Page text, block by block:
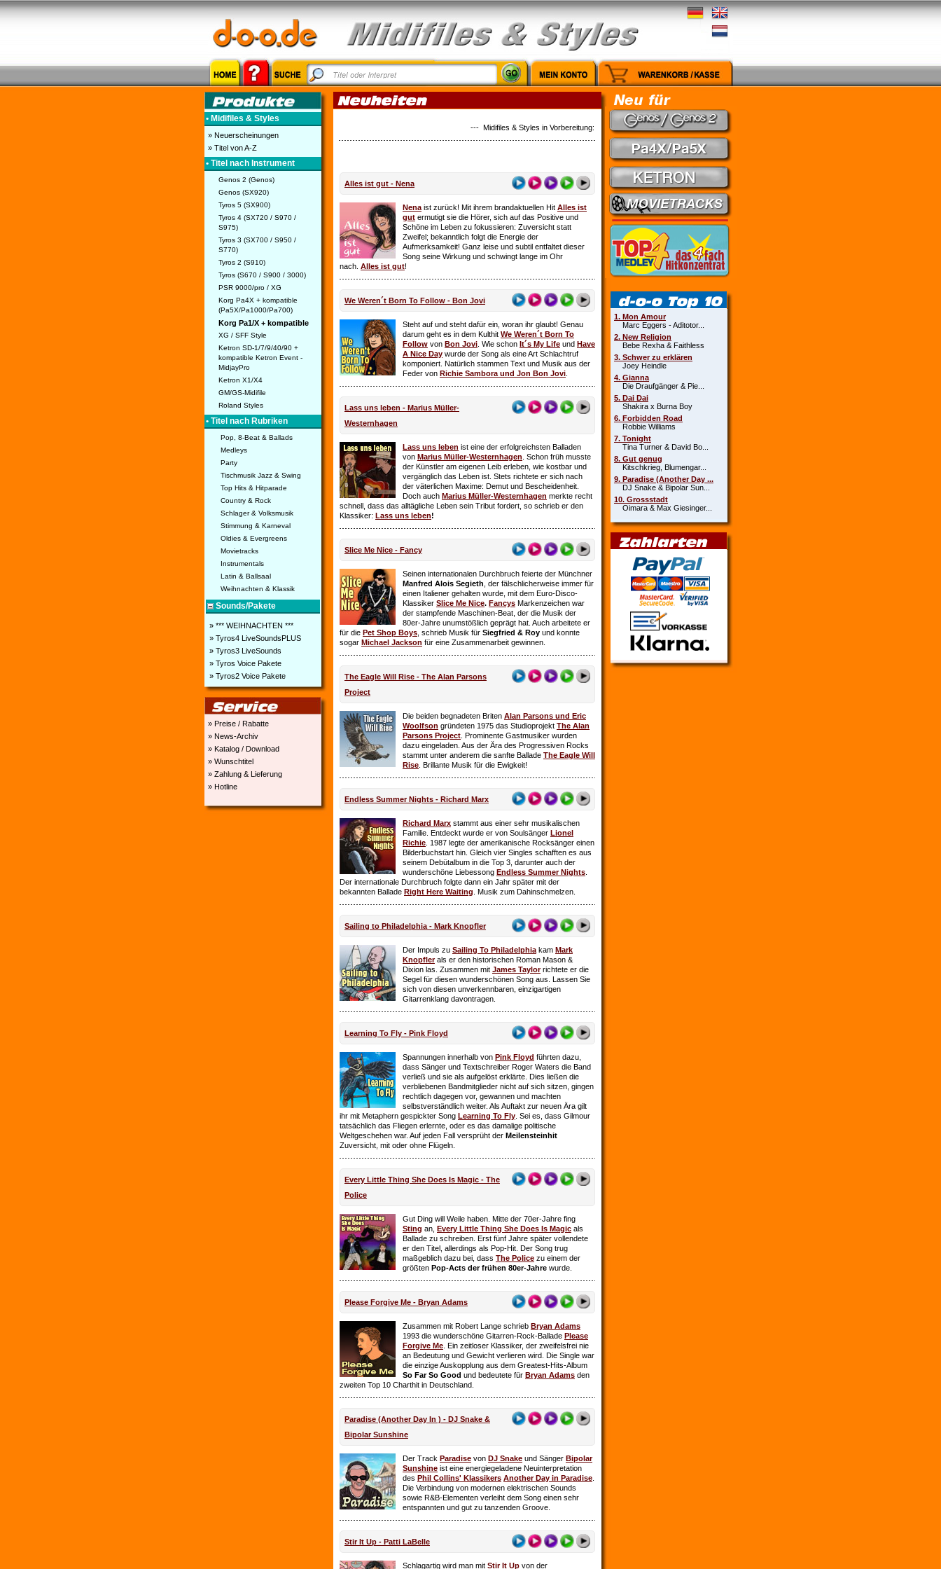
• Midifiles & Styles
» Neuerscheinungen
» Titel von A-Z
• Titel nach Instrument
Genos 2 (Genos)
Genos (SX920)
Tyros 5 (SX900)
Tyros 4 (SX720 / S970 /
S975)
Tyros 3 (SX700 / S950 /
S770)
Tyros 2 (S910)
Tyros (S670 / S900 / 3000)
PSR 9000/pro / XG
Korg Pa4X + kompatible
(Pa5X/Pa1000/Pa700)
Korg Pa1/X + kompatible
XG / SFF Style
Ketron SD-1/7/9/40/90 +
kompatible Ketron Event -
MidjayPro
Ketron X1/X4
GM/GS-Midifile
Roland Styles
• Titel nach Rubriken
Pop, 8-Beat & Ballads
Medleys
Party
Tischmusik Jazz & Swing
Top Hits & Hitparade
Country & Rock
Schlager & Volksmusik
Stimmung & Karneval
Oldies & Evergreens
Movietracks
Instrumentals
Latin & Ballsaal
Weihnachten & Klassik
Sounds/Pakete
» *** WEIHNACHTEN ***
» Tyros4 LiveSoundsPLUS
» Tyros3 LiveSounds
» Tyros Voice Pakete
» Tyros2 Voice Pakete
» Preise / Rabatte
» News-Archiv
» Katalog / Download
» Wunschtitel
» Zahlung & Lieferung
» Hotline
--- Midifiles & Styles in Vorbereitung: Country Medley - Theuns Jordaan & Juanita du Plessis // Kein Gefühl - Marius Müller-Westerhagen //
Alles ist gut - Nena
Nena ist zurück! Mit ihrem brandaktuellen Hit Alles ist
gut ermutigt sie die Hörer, sich auf das Positive und
Schöne im Leben zu fokussieren: Zuversicht statt
Zweifel; bekanntlich folgt die Energie der
Aufmerksamkeit! Ganz leise und subtil entfaltet dieser
Song seine Wirkung und schwingt lange im Ohr
nach. Alles ist gut!
We Weren´t Born To Follow - Bon Jovi
Steht auf und steht dafür ein, woran ihr glaubt! Genau
darum geht es in dem Kulthit We Weren´t Born To
Follow von Bon Jovi . Wie schon It´s My Life und Have
A Nice Day wurde der Song als eine Art Schlachtruf
komponiert. Natürlich stammen Text und Musik aus der
Feder von Richie Sambora und Jon Bon Jovi
Lass uns leben - Marius Müller-
Westernhagen
Lass uns leben ist eine der erfolgreichsten Balladen
von Marius Müller-Westernhagen . Schon früh musste
der Künstler am eigenen Leib erleben, wie kostbar und
vergänglich das Leben ist. Stets richtete er sich nach
der väterlichen Maxime: Demut und Bescheidenheit.
Doch auch Marius Müller-Westernhagen merkte recht
schnell, dass das alltägliche Leben sein Tribut fordert, so schrieb er den
Klassiker: Lass uns leben!
Slice Me Nice - Fancy
Seinen internationalen Durchbruch feierte der Münchner
Manfred Alois Segieth , der fälschlicherweise immer für
einen Italiener gehalten wurde, mit dem Euro-Disco-
Klassiker Slice Me Nice. Fancys Markenzeichen war
der stampfende Maschinen-Beat, der die Musik der
80er-Jahre unumstößlich geprägt hat. Auch arbeitete er
für die Pet Shop Boys , schrieb Musik für Siegfried & Roy und konnte
sogar Michael Jackson für eine Zusammenarbeit gewinnen.
The Eagle Will Rise - The Alan Parsons
Project
Die beiden begnadeten Briten Alan Parsons und Eric
Woolfson gründeten 1975 das Studioprojekt The Alan
Parsons Project . Prominente Gastmusiker wurden
dazu eingeladen. Aus der Ära des Progressiven Rocks
stammt unter anderem die sanfte Ballade The Eagle Will
Rise . Brillante Musik für die Ewigkeit!
Endless Summer Nights - Richard Marx
Richard Marx stammt aus einer sehr musikalischen
Familie. Entdeckt wurde er von Soulsänger Lionel
Richie . 1987 legte der amerikanische Rocksänger einen
Bilderbuchstart hin. Gleich vier Singles schafften es aus
seinem Debütalbum in die Top 3, darunter auch der
wunderschöne Liebessong Endless Summer Nights
Der internationale Durchbruch folgte dann ein Jahr später mit der
bekannten Ballade Right Here Waiting . Musik zum Dahinschmelzen.
Sailing to Philadelphia - Mark Knopfler
Der Impuls zu Sailing To Philadelphia kam Mark
Knopfler als er den historischen Roman Mason &
Dixion las. Zusammen mit James Taylorrichtete er die
Segel für diesen wunderschönen Song aus. Lassen Sie
sich von diesen unverkennbaren, einzigartigen
Gitarrenklang davontragen.
Learning To Fly - Pink Floyd
Spannungen innerhalb von Pink Floyd führten dazu,
dass Sänger und Textschreiber Roger Waters die Band
verließ und sie als aufgelöst erklärte. Dies ließen die
verbliebenen Bandmitglieder nicht auf sich sitzen, gingen
rechtlich dagegen vor, gewannen und machten
selbstverständlich weiter. Als Auftakt zur neuen Ära gilt
ihr mit Metaphern gespickter Song Learning To Fly . Sei es, dass Gilmour
tatsächlich das Fliegen erlernte, oder es das damalige politische
Weltgeschehen war. Auf jeden Fall versprüht der Meilensteinhit
Zuversicht, mit oder ohne Flügeln.
Every Little Thing She Does Is Magic - The
Police
Gut Ding will Weile haben. Mitte der 70er-Jahre fing
Sting an, Every Little Thing She Does Is Magic als
Ballade zu schreiben. Erst fünf Jahre später vollendete
er den Titel, allerdings als Pop-Hit. Der Song trug
maßgeblich dazu bei, dass The Police zu einem der
größten Pop-Acts der frühen 80er-Jahre wurde.
Please Forgive Me - Bryan Adams
Zusammen mit Robert Lange schrieb Bryan Adams
1993 die wunderschöne Gitarren-Rock-Ballade Please
Forgive Me . Ein zeitloser Klassiker, der zweifelsfrei nie
an Bedeutung und Gewicht verlieren wird. Die Single war
die einzige Auskopplung aus dem Greatest-Hits-Album
So Far So Good und bedeutete für Bryan Adams den
zweiten Top 10 Charthit in Deutschland.
Paradise (Another Day In ) - DJ Snake &
Bipolar Sunshine
Der Track Paradise von DJ Snake und Sänger Bipolar
Sunshine ist eine energiegeladene Neuinterpretation
des Phil Collins' Klassikers Another Day in Paradise
Die Verbindung von modernen elektrischen Sounds
sowie R&B-Elementen verleiht dem Song einen sehr
entspannten und gut zu tanzenden Groove.
Stir It Up - Patti LaBelle
Schlagartig wird man mit Stir It Up von der
1. Mon Amour
Marc Eggers - Aditotor...
2. New Religion
Bebe Rexha & Faithless
3. Schwer zu erklären
Joey Heindle
4. Gianna
Die Draufgänger & Pie...
5. Dai Dai
Shakira x Burna Boy
6. Forbidden Road
Robbie Williams
7. Tonight
Tina Turner & David Bo...
8. Gut genug
Kitschkrieg, Blumengar...
9. Paradise (Another Day ...
DJ Snake & Bipolar Sun...
10. Grossstadt
Oimara & Max Giesinger...